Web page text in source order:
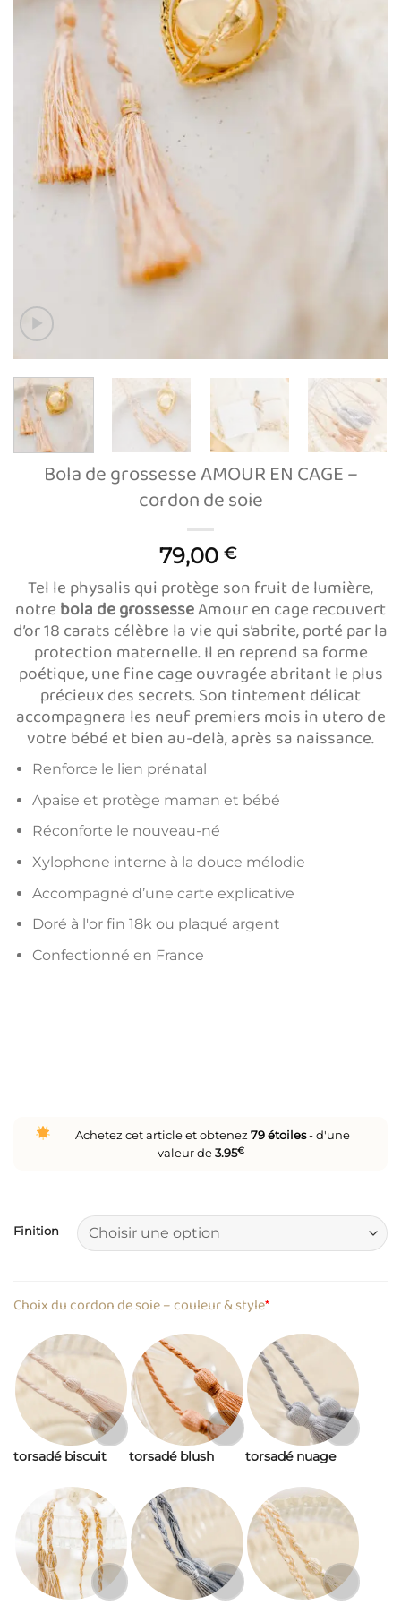
Bola de grossesse AMOUR EN CAGE –
cordon de soie
79,00 €
Tel le physalis qui protège son fruit de lumière,
notrebola de grossesseAmour en cage recouvert
d’or 18 carats célèbre la vie qui s’abrite, porté par la
protection maternelle. Il en reprend sa forme
poétique, une fine cage ouvragée abritant le plus
précieux des secrets. Son tintement délicat
accompagnera les neuf premiers mois in utero de
votre bébé et bien au-delà, après sa naissance.
Renforce le lien prénatal
Apaise et protège maman et bébé
Réconforte le nouveau-né
Xylophone interne à la douce mélodie
Accompagné d’une carte explicative
Doré à l'or fin 18k ou plaqué argent
Confectionné en France
Achetez cet article et obtenez 79étoiles- d'une
valeur de3.95€
Finition
*
Choix du cordon de soie – couleur & style
torsadé biscuit torsadé blush torsadé nuage